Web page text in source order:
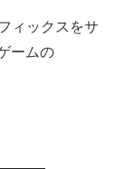
ィックスをサ
ームの